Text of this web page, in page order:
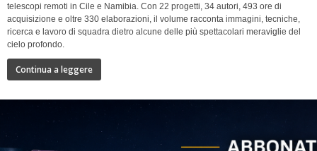
telescopi remoti in Cile e Namibia. Con 22 progetti, 34 autori, 493 ore di
acquisizione e oltre 330 elaborazioni, il volume racconta immagini, tecniche,
ricerca e lavoro di squadra dietro alcune delle più spettacolari meraviglie del
cielo profondo.
Continua a leggere